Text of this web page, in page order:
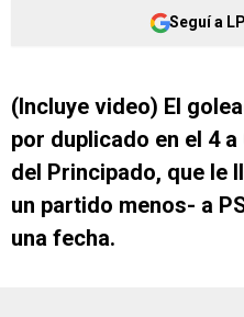
Seguí a
(Incluye video) El
por duplicado en el 4
del Principado, que le
un partido menos- a
una fecha.